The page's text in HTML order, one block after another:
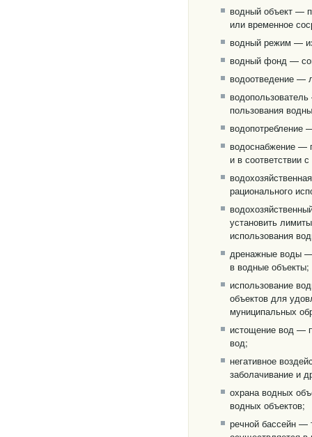
водный объект —
или временное
водный режим —
водный фонд —
водоотведение —
пользования
водопотребление
водоснабжение —
и в соответствии
рационального
установить
использования
дренажные воды
в водные объекты;
использование
объектов для
муниципальных
истощение вод —
вод;
негативное
заболачивание и
охрана водных
водных объектов;
речной бассейн —